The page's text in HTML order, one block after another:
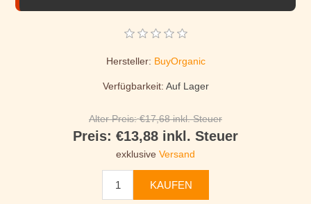
Hersteller: BuyOrganic
Verfügbarkeit: Auf Lager
Alter Preis: €17,68 inkl. Steuer
Preis: €13,88 inkl. Steuer
exklusive Versand
KAUFEN